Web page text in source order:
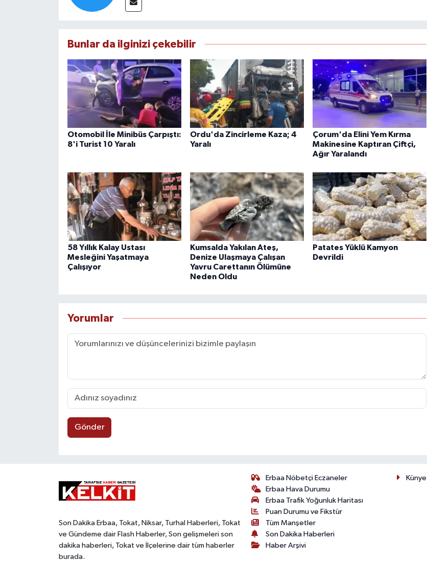
Bunlar da ilginizi çekebilir
Otomobil İle Minibüs Çarpıştı:
8'i Turist 10 Yaralı
Ordu'da Zincirleme Kaza; 4
Yaralı
Çorum'da Elini Yem Kırma
Makinesine Kaptıran Çiftçi,
Ağır Yaralandı
58 Yıllık Kalay Ustası
Mesleğini Yaşatmaya
Çalışıyor
Kumsalda Yakılan Ateş,
Denize Ulaşmaya Çalışan
Yavru Carettanın Ölümüne
Neden Oldu
Patates Yüklü Kamyon
Devrildi
Yorumlar
Gönder
Son Dakika Erbaa, Tokat, Niksar, Turhal Haberleri, Tokat
ve Gündeme dair Flash Haberler, Son gelişmeleri son
dakika haberleri, Tokat ve İlçelerine dair tüm haberler
burada.
Erbaa Nöbetçi Eczaneler
Erbaa Hava Durumu
Erbaa Trafik Yoğunluk Haritası
Puan Durumu ve Fikstür
Tüm Manşetler
Son Dakika Haberleri
Haber Arşivi
Künye